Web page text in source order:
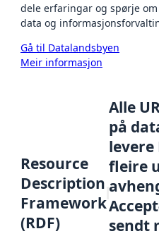
dele erfaringar og spørje
data og
Gå til Datalandsbyen
Meir informasjon
Resource
Description
Framework
(RDF)
Alle
på
levere
fleire
sendt